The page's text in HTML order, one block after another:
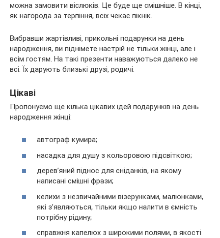
можна замовити віслюків. Це буде ще смішніше. В кінці,
як нагорода за терпіння, всіх чекає пікнік.
Вибравши жартівливі, прикольні подарунки на день
народження, ви піднімете настрій не тільки жінці, але і
всім гостям. На такі презенти наважуються далеко не
всі. Їх дарують близькі друзі, родичі.
Цікаві
Пропонуємо ще кілька цікавих ідей подарунків на день
народження жінці:
автограф кумира;
насадка для душу з кольоровою підсвіткою;
дерев’яний піднос для сніданків, на якому
написані смішні фрази;
келихи з незвичайними візерунками, малюнками,
які з’являються, тільки якщо налити в ємність
потрібну рідину;
справжня капелюх з широкими полями, в якості